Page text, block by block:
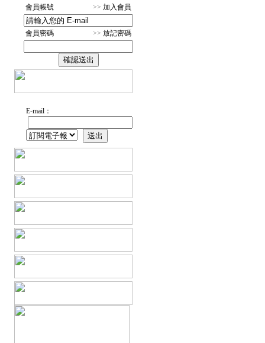
會員帳號 >> 加入會員
會員密碼 >> 放記密碼
E-mail：